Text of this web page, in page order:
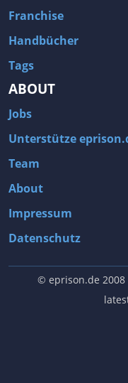
Franchise
Handbücher
Tags
ABOUT
Jobs
Unterstütze
Team
About
Impressum
Datenschutz
© eprison.de 2008